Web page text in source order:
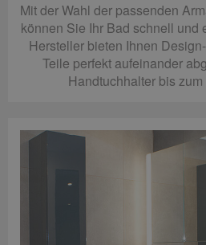
Mit der Wahl der passenden
können Sie Ihr Bad schnell und
Hersteller bieten Ihnen
Teile perfekt aufeinander
Handtuchhalter bis